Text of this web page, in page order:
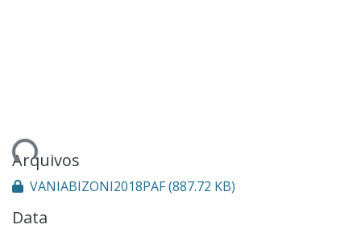
Arquivos
VANIABIZONI2018PAF(887.72 KB)
Data